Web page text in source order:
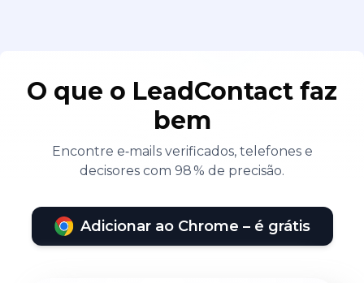
O que o LeadContact faz
bem
Encontre e‑mails verificados, telefones e
decisores com 98 % de precisão.
Adicionar ao Chrome – é grátis